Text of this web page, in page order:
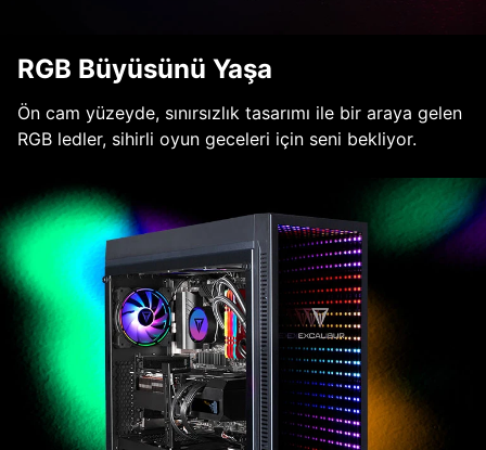
RGB Büyüsünü Yaşa
Ön cam yüzeyde, sınırsızlık tasarımı ile bir araya gelen
RGB ledler, sihirli oyun geceleri için seni bekliyor.